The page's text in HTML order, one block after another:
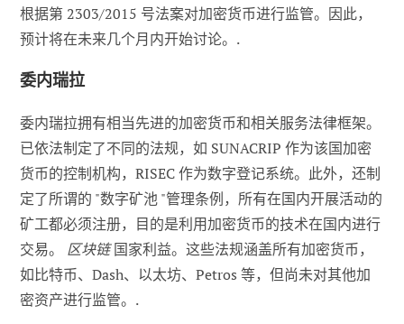
根据第 2303/2015 号法案对加密货币进行监管。因此，
预计将在未来几个月内开始讨论。.
委内瑞拉
委内瑞拉拥有相当先进的加密货币和相关服务法律框架。
已依法制定了不同的法规，如 SUNACRIP 作为该国加密
货币的控制机构，RISEC 作为数字登记系统。此外，还制
定了所谓的 "数字矿池 "管理条例，所有在国内开展活动的
矿工都必须注册，目的是利用加密货币的技术在国内进行
交易。 区块链国家利益。这些法规涵盖所有加密货币，
如比特币、Dash、以太坊、Petros 等，但尚未对其他加
密资产进行监管。.